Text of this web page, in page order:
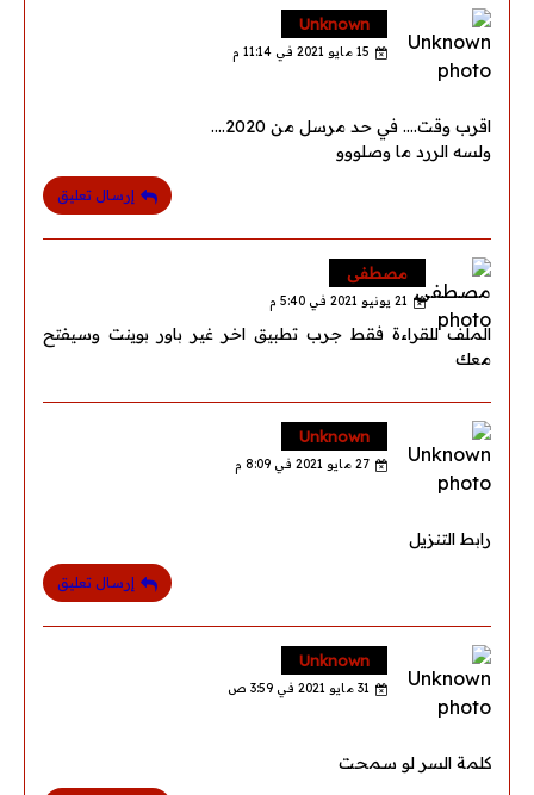
Unknown
15 مايو 2021 في 11:14 م
اقرب وقت.... في حد مرسل من 2020....
ولسه الررد ما وصلووو
إرسال تعليق
مصطفى
21 يونيو 2021 في 5:40 م
الملف للقراءة فقط جرب تطبيق اخر غير باور بوينت وسيفتح
معك
Unknown
27 مايو 2021 في 8:09 م
رابط التنزيل
إرسال تعليق
Unknown
31 مايو 2021 في 3:59 ص
كلمة السر لو سمحت